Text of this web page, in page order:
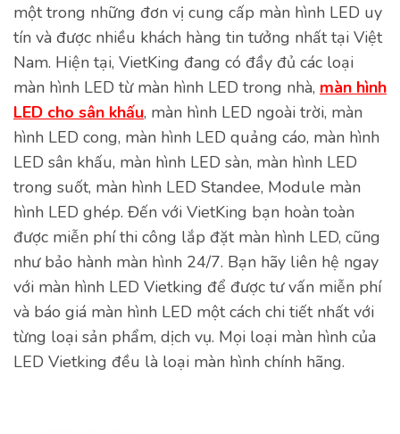
một trong những đơn vị cung cấp màn hình LED uy
tín và được nhiều khách hàng tin tưởng nhất tại Việt
Nam. Hiện tại, VietKing đang có đầy đủ các loại
màn hình LED từ màn hình LED trong nhà, màn hình
LED cho sân khấu, màn hình LED ngoài trời, màn
hình LED cong, màn hình LED quảng cáo, màn hình
LED sân khấu, màn hình LED sàn, màn hình LED
trong suốt, màn hình LED Standee, Module màn
hình LED ghép. Đến với VietKing bạn hoàn toàn
được miễn phí thi công lắp đặt màn hình LED, cũng
như bảo hành màn hình 24/7. Bạn hãy liên hệ ngay
với màn hình LED Vietking để được tư vấn miễn phí
và báo giá màn hình LED một cách chi tiết nhất với
từng loại sản phẩm, dịch vụ. Mọi loại màn hình của
LED Vietking đều là loại màn hình chính hãng.